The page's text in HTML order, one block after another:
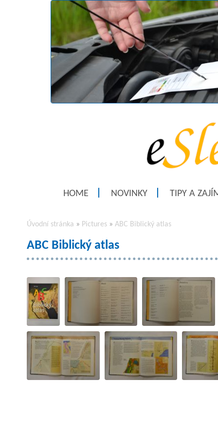
HOME NOVINKY TIPY A
Úvodní stránka » Pictures » ABC Biblický atlas
ABC Biblický atlas